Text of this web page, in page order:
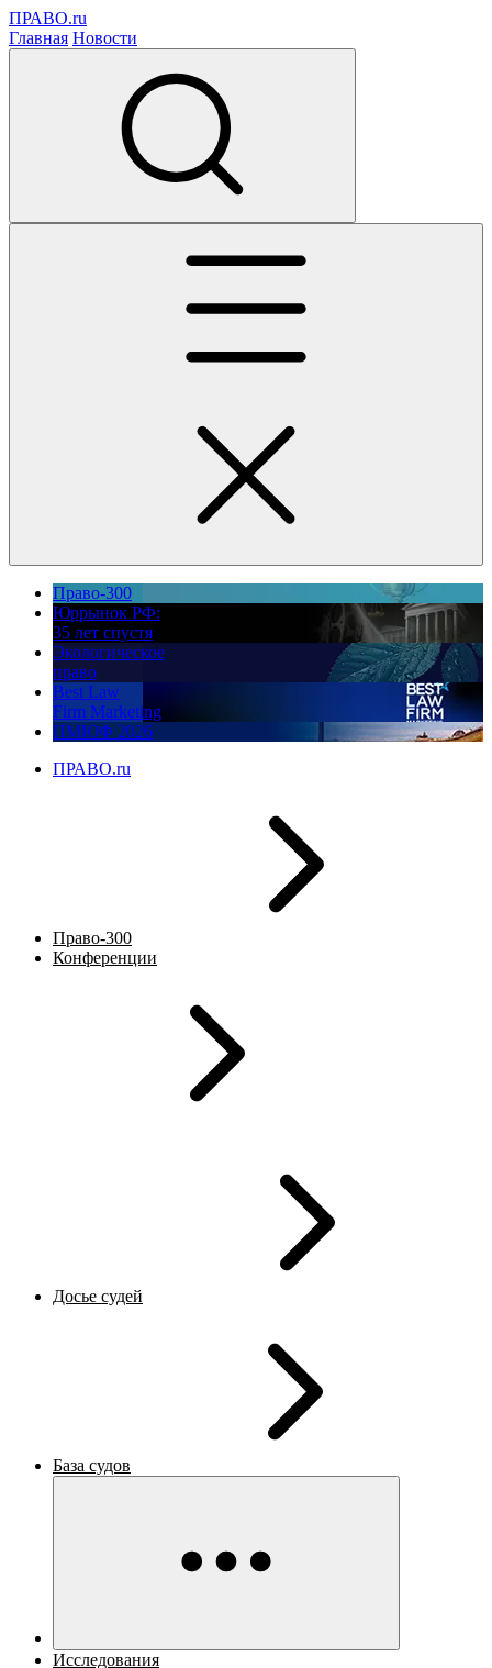
ПРАВО.ru
Главная Новости
Право-300
Юррынок РФ:
35 лет спустя
Экологическое
право
Best Law
Firm Marketing
ПМЮФ 2026
ПРАВО.ru
Право-300
Конференции
Досье судей
База судов
Исследования